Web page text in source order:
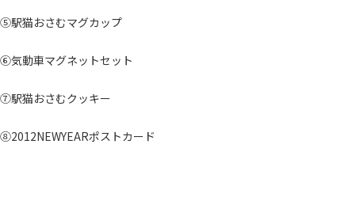
⑤駅猫おさむマグカップ
⑥気動車マグネットセット
⑦駅猫おさむクッキー
⑧2012NEWYEARポストカード